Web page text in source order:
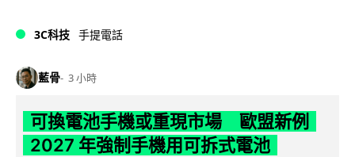
3C科技 手提電話
藍骨 3 小時
可換電池手機或重現市場 歐盟新例
2027 年強制手機用可拆式電池